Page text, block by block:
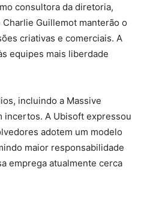
consultora da diretoria,
Guillemot manterão o
criativas e comerciais. A
equipes mais liberdade
incluindo a Massive
incertos. A Ubisoft expressou
adotem um modelo
maior responsabilidade
emprega atualmente cerca